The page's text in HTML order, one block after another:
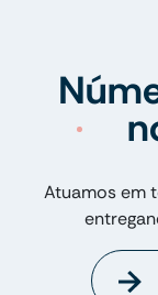
Atuamos em